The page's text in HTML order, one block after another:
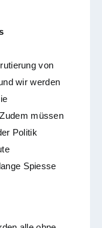
von
wir werden
müssen
Politik
Spiesse